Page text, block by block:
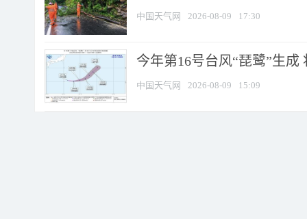
中国天气网 2026-08-09 17:30
今年第16号台风“琵鹭”生
中国天气网 2026-08-09 15:09